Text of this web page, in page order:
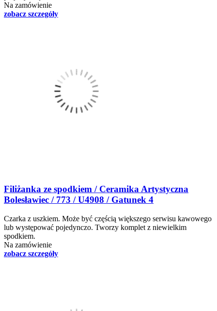
Na zamówienie
zobacz szczegóły
Filiżanka ze spodkiem / Ceramika Artystyczna
Bolesławiec / 773 / U4908 / Gatunek 4
Czarka z uszkiem. Może być częścią większego serwisu kawowego
lub występować pojedynczo. Tworzy komplet z niewielkim
spodkiem.
Na zamówienie
zobacz szczegóły